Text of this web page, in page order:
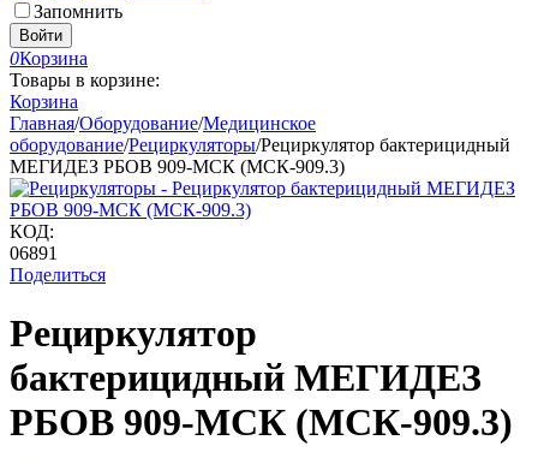
Запомнить
Войти
0Корзина
Товары в корзине:
Корзина
Главная/Оборудование/Медицинское
оборудование/Рециркуляторы/Рециркулятор бактерицидный
МЕГИДЕЗ РБОВ 909-МСК (МСК-909.3)
КОД:
06891
Поделиться
Рециркулятор
бактерицидный МЕГИДЕЗ
РБОВ 909-МСК (МСК-909.3)